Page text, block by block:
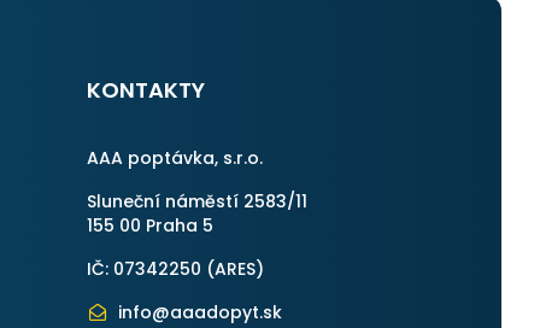
KONTAKTY
AAA poptávka, s.r.o.
Sluneční náměstí 2583/11
155 00 Praha 5
IČ: 07342250 (ARES)
info@aaadopyt.sk